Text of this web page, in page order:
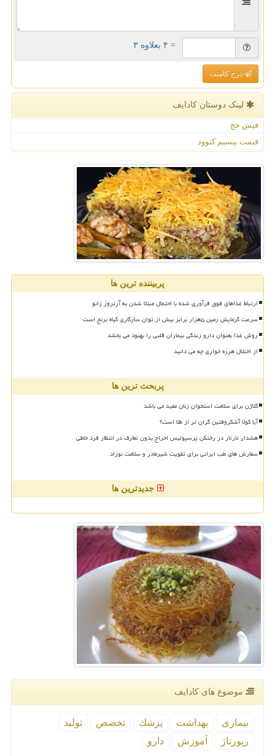
= ۴ بعلاوه ۳
درج کامنت
لینک دوستان كادایف
فیش حج
قیمت بیسیم کنوود
پربیننده ترین ها
ارتباط غذاهای فوق فرآوری شده با احتمال مبتلا شدن به آرتروز زانو
سرعت گرمایش زمین ۵هزار برابر بیش از توان سازگاری گیاه برنج است
روش غذا بعنوان دارو زندگی بیماران قلبی را بهبود می بخشد
از اختلال هرزه خواری چه می دانید
پربحث ترین ها
کلاژن برای سلامت استخوان زنان مفید می باشد
آیا کولا آشکروفتین گران تر از طلا است؟
هشدار تارتار در رختکن پرسپولیس اخراج بدون تعارف در انتظار فرد خاطی
سفارش های طب ایرانی برای تقویت شیرمادر و سلامت نوزاد
جدیدترین ها
موضوع های كادایف
بیماری بهداشت پزشك تخصص
تولید
رپورتاژ
آموزش دارو